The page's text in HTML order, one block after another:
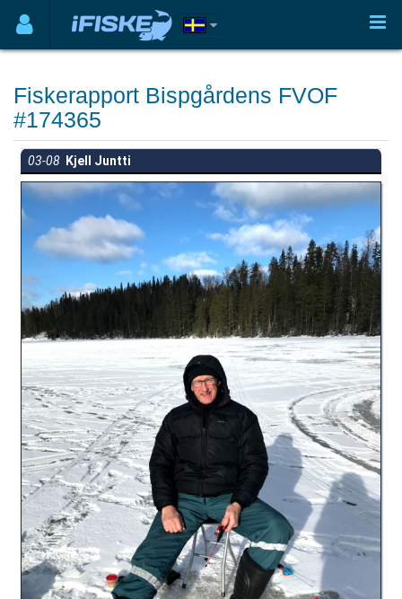
Fiskerapport Bispgårdens FVOF
#174365
03-08 Kjell Juntti